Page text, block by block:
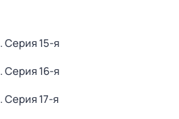
. Серия 15-я
. Серия 16-я
. Серия 17-я